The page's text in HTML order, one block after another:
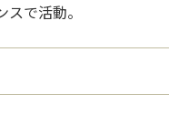
で活動。